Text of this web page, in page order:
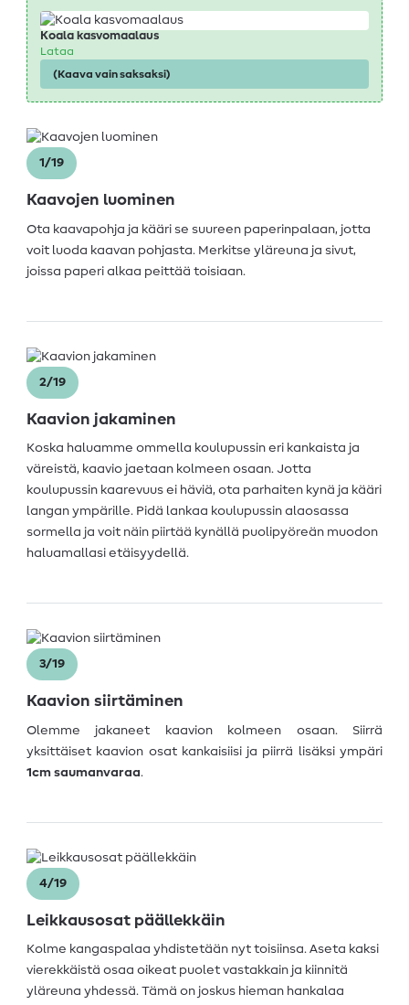
Koala kasvomaalaus
Lataa
(Kaava vain saksaksi)
1/19
Kaavojen luominen
Ota kaavapohja ja kääri se suureen paperinpalaan, jotta
voit luoda kaavan pohjasta. Merkitse yläreuna ja sivut,
joissa paperi alkaa peittää toisiaan.
2/19
Kaavion jakaminen
Koska haluamme ommella koulupussin eri kankaista ja
väreistä, kaavio jaetaan kolmeen osaan. Jotta
koulupussin kaarevuus ei häviä, ota parhaiten kynä ja kääri
langan ympärille. Pidä lankaa koulupussin alaosassa
sormella ja voit näin piirtää kynällä puolipyöreän muodon
haluamallasi etäisyydellä.
3/19
Kaavion siirtäminen
Olemme jakaneet kaavion kolmeen osaan. Siirrä
yksittäiset kaavion osat kankaisiisi ja piirrä lisäksi ympäri
1cm saumanvaraa.
4/19
Leikkausosat päällekkäin
Kolme kangaspalaa yhdistetään nyt toisiinsa. Aseta kaksi
vierekkäistä osaa oikeat puolet vastakkain ja kiinnitä
yläreuna yhdessä. Tämä on joskus hieman hankalaa